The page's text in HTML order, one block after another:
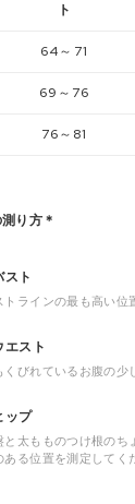
ト
64～71
69～76
76～81
り方＊
スト
トラインの最も高い位
エスト
くびれているお腹の少
ップ
と太もものつけ根のち
ある位置を測定してく